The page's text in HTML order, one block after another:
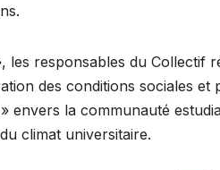
les responsables du Collectif
des conditions sociales et
envers la communauté
climat universitaire.